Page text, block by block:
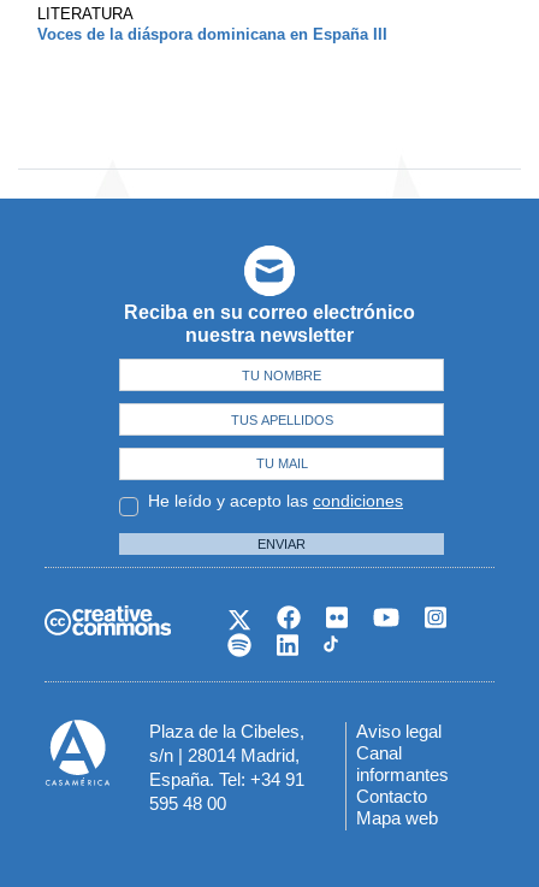
LITERATURA
Voces de la diáspora dominicana en España III
Reciba en su correo electrónico
nuestra newsletter
He leído y acepto las condiciones
ENVIAR
Plaza de la Cibeles,
s/n | 28014 Madrid,
España. Tel: +34 91
595 48 00
Menú
del
pie
Aviso legal
Canal
informantes
Contacto
Mapa web